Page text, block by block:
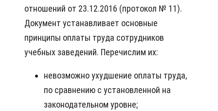
отношений от 23.12.2016 (протокол № 11).
Документ устанавливает основные
принципы оплаты труда сотрудников
учебных заведений. Перечислим их:
невозможно ухудшение оплаты труда,
по сравнению с установленной на
законодательном уровне;